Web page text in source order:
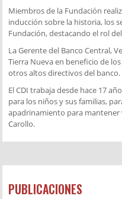
Miembros de la Fundación
inducción sobre la historia, los
Fundación, destacando el rol
La Gerente del Banco Central,
Tierra Nueva en beneficio de
otros altos directivos del banco.
El CDI trabaja desde hace 17
para los niños y sus familias,
apadrinamiento para mantener
Carollo.
PUBLICACIONES